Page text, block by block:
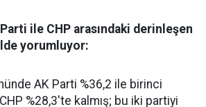
ile CHP arasındaki derinleşen
yorumluyor:
AK Parti %36,2 ile birinci
%28,3'te kalmış; bu iki partiyi